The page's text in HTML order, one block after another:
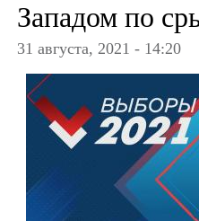
Западом по
31 августа, 2021 - 14:20